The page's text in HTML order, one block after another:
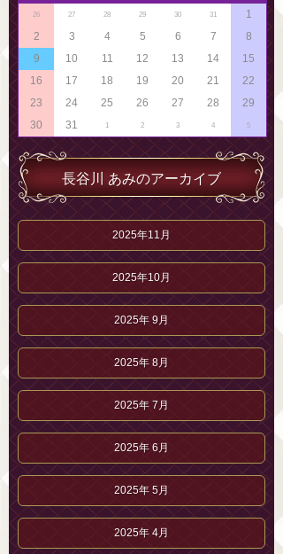
26 27 28 29 30 31
1
2
3 4 5 6 7
8
9
10 11 12 13 14
15
16
17 18 19 20 21
22
23
24 25 26 27 28
29
30
31 1 2 3 4 5
長谷川 あみのアーカイブ
2025年11月
2025年10月
2025年 9月
2025年 8月
2025年 7月
2025年 6月
2025年 5月
2025年 4月